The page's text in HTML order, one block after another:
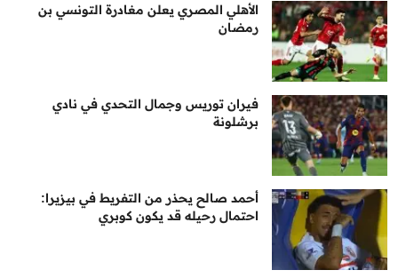
الأهلي المصري يعلن مغادرة التونسي بن
رمضان
فيران توريس وجمال التحدي في نادي
برشلونة
أحمد صالح يحذر من التفريط في بيزيرا:
احتمال رحيله قد يكون كوبري